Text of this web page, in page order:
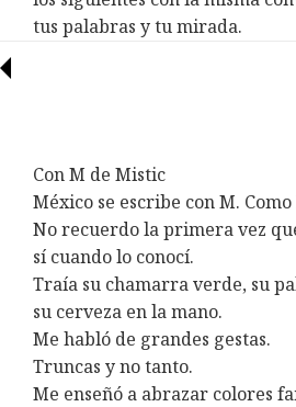
tus palabras y tu mirada.
Con M de Mistic
México se escribe con M.
No recuerdo la primera vez
sí cuando lo conocí.
Traía su chamarra verde, su
su cerveza en la mano.
Me habló de grandes gestas.
Truncas y no tanto.
Me enseñó a abrazar colores